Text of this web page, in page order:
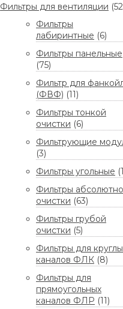
Фильтры для вентиляции
Фильтры
лабиринтные (6)
Фильтры панельные
(75)
Фильтр для
(ФВФ) (11)
Фильтры тонкой
очистки (6)
Фильтрующие
(3)
Фильтры угольные
Фильтры
очистки (63)
Фильтры грубой
очистки (5)
Фильтры для
каналов ФЛК (8)
Фильтры для
прямоугольных
каналов ФЛР (11)